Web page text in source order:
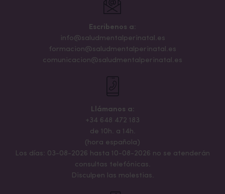
Escribenos a:
info@saludmentalperinatal.es
formacion@saludmentalperinatal.es
comunicacion@saludmentalperinatal.es
Llámanos a:
+34 648 472 183
de 10h. a 14h.
(hora española)
Los días: 03-08-2026 hasta 10-08-2026 no se atenderán
consultas telefónicas.
Disculpen las molestias.